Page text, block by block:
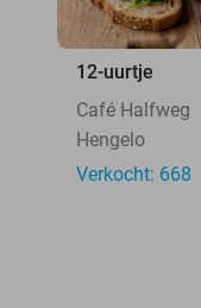
12-uurtje
Café Halfweg
Hengelo
Verkocht: 668